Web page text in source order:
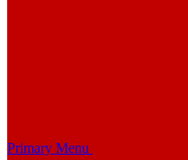
Primary Menu